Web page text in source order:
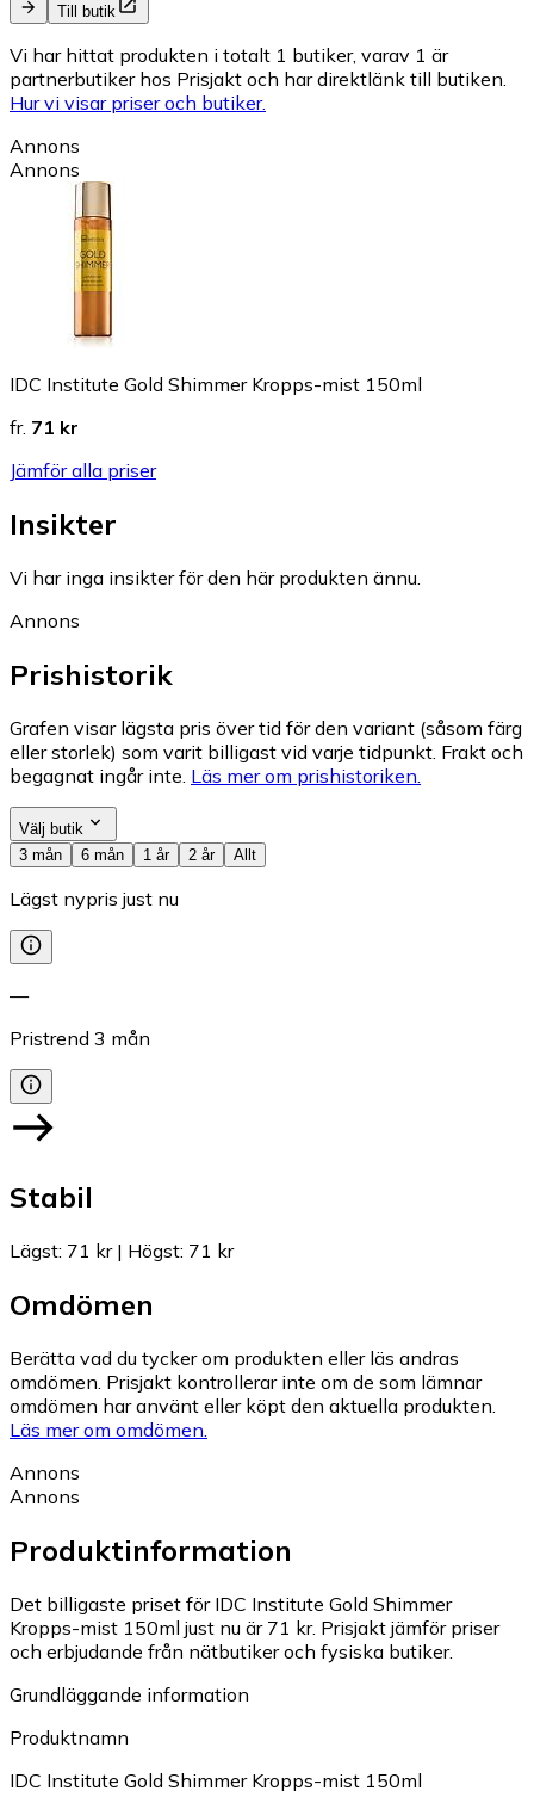
Till butik
Vi har hittat produkten i totalt 1 butiker, varav 1 är
partnerbutiker hos Prisjakt och har direktlänk till butiken.
Hur vi visar priser och butiker.
Annons
Annons
IDC Institute Gold Shimmer Kropps-mist 150ml
fr. 71 kr
Jämför alla priser
Insikter
Vi har inga insikter för den här produkten ännu.
Annons
Prishistorik
Grafen visar lägsta pris över tid för den variant (såsom färg
eller storlek) som varit billigast vid varje tidpunkt. Frakt och
begagnat ingår inte. Läs mer om prishistoriken.
Välj butik
3 mån
6 mån 1 år 2 år Allt
Lägst nypris just nu
—
Pristrend 3 mån
Stabil
Lägst: 71 kr| Högst: 71 kr
Omdömen
Berätta vad du tycker om produkten eller läs andras
omdömen. Prisjakt kontrollerar inte om de som lämnar
omdömen har använt eller köpt den aktuella produkten.
Läs mer om omdömen.
Annons
Annons
Produktinformation
Det billigaste priset för IDC Institute Gold Shimmer
Kropps-mist 150ml just nu är 71 kr. Prisjakt jämför priser
och erbjudande från nätbutiker och fysiska butiker.
Grundläggande information
Produktnamn
IDC Institute Gold Shimmer Kropps-mist 150ml